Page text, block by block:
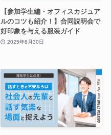
【参加学生編・オフィスカジュア
ルのコツも紹介！】合同説明会で
好印象を与える服装ガイド
2025年8月30日